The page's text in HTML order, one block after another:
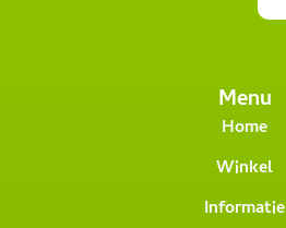
Menu
Home
Winkel
Informatie